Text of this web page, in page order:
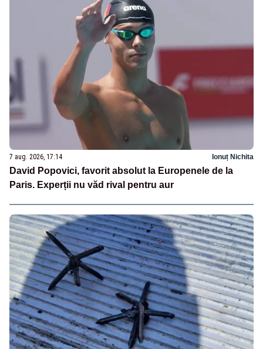
7 aug. 2026, 17:14 Ionuț Nichita
David Popovici, favorit absolut la Europenele de la
Paris. Experții nu văd rival pentru aur